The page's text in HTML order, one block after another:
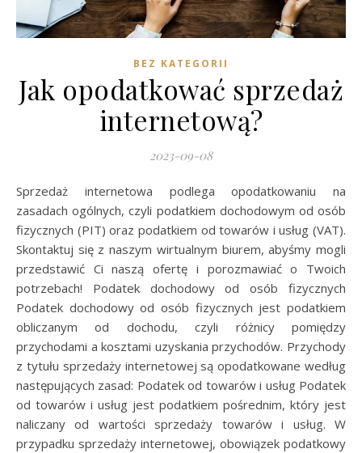
BEZ KATEGORII
Jak opodatkować sprzedaż
internetową?
2023-09-08
Sprzedaż internetowa podlega opodatkowaniu na
zasadach ogólnych, czyli podatkiem dochodowym od osób
fizycznych (PIT) oraz podatkiem od towarów i usług (VAT).
Skontaktuj się z naszym wirtualnym biurem, abyśmy mogli
przedstawić Ci naszą ofertę i porozmawiać o Twoich
potrzebach! Podatek dochodowy od osób fizycznych
Podatek dochodowy od osób fizycznych jest podatkiem
obliczanym od dochodu, czyli różnicy pomiędzy
przychodami a kosztami uzyskania przychodów. Przychody
z tytułu sprzedaży internetowej są opodatkowane według
następujących zasad: Podatek od towarów i usług Podatek
od towarów i usług jest podatkiem pośrednim, który jest
naliczany od wartości sprzedaży towarów i usług. W
przypadku sprzedaży internetowej, obowiązek podatkowy